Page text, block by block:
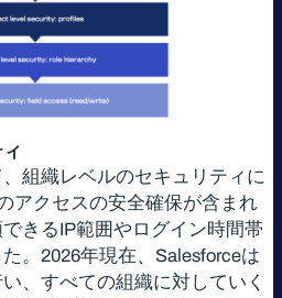
組織レベルのセキュリティに
アクセスの安全確保が含まれ
きるIP範囲やログイン時間帯
。2026年現在、Salesforceは
、すべての組織に対していく